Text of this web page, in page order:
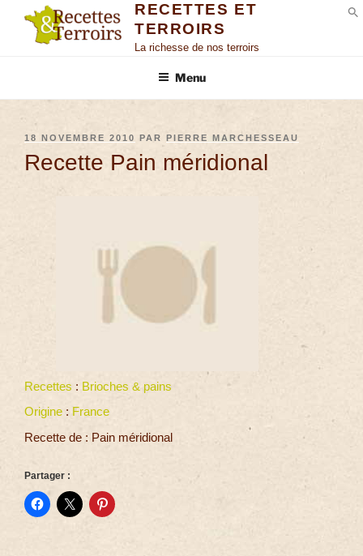
RECETTES ET
TERROIRS
La richesse de nos terroirs
Menu
18 NOVEMBRE 2010 PAR PIERRE MARCHESSEAU
Recette Pain méridional
Recettes : Brioches & pains
Origine : France
Recette de : Pain méridional
Partager :